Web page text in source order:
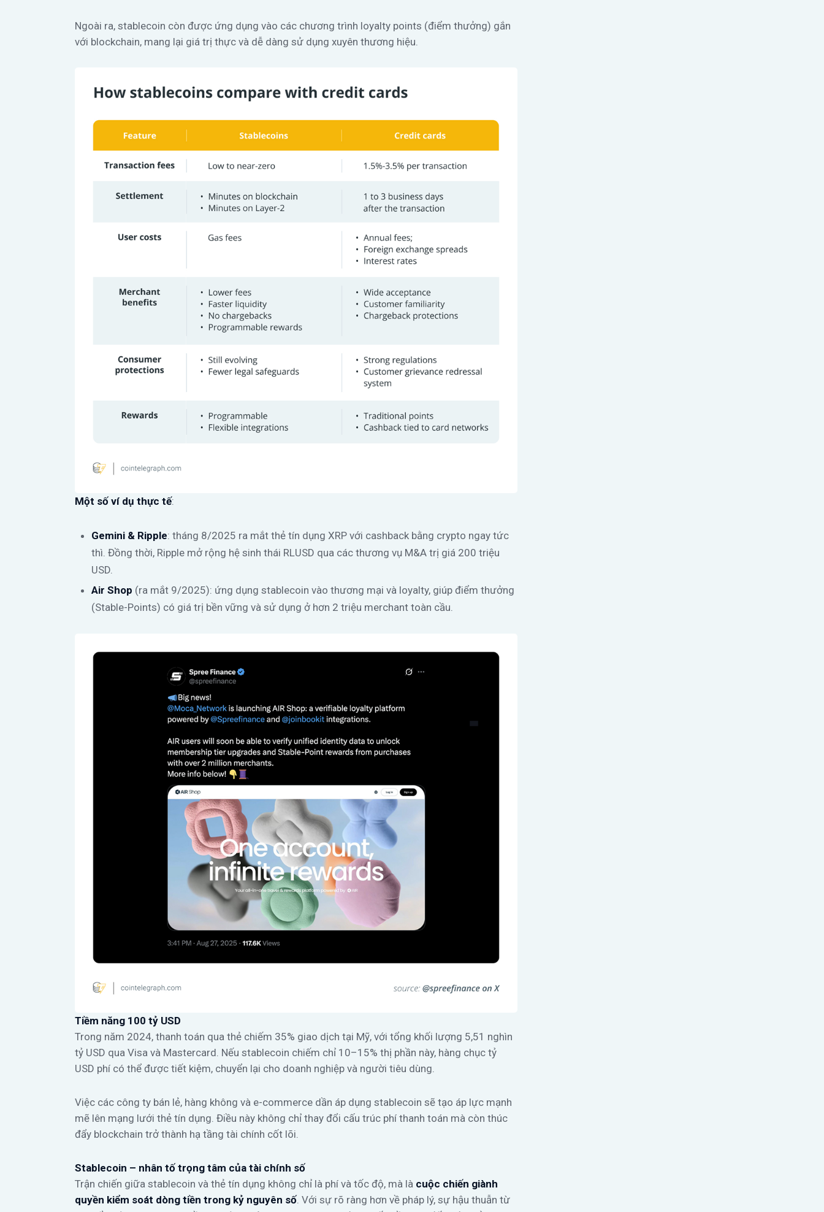
Ngoài ra, stablecoin còn được ứng dụng vào các chương trình loyalty points (điểm thưởng) gắn
với blockchain, mang lại giá trị thực và dễ dàng sử dụng xuyên thương hiệu.
Một số ví dụ thực tế:
Gemini & Ripple: tháng 8/2025 ra mắt thẻ tín dụng XRP với cashback bằng crypto ngay tức
thì. Đồng thời, Ripple mở rộng hệ sinh thái RLUSD qua các thương vụ M&A trị giá 200 triệu
USD.
Air Shop (ra mắt 9/2025): ứng dụng stablecoin vào thương mại và loyalty, giúp điểm thưởng
(Stable-Points) có giá trị bền vững và sử dụng ở hơn 2 triệu merchant toàn cầu.
Tiềm năng 100 tỷ USD
Trong năm 2024, thanh toán qua thẻ chiếm 35% giao dịch tại Mỹ, với tổng khối lượng 5,51 nghìn
tỷ USD qua Visa và Mastercard. Nếu stablecoin chiếm chỉ 10–15% thị phần này, hàng chục tỷ
USD phí có thể được tiết kiệm, chuyển lại cho doanh nghiệp và người tiêu dùng.
Việc các công ty bán lẻ, hàng không và e-commerce dần áp dụng stablecoin sẽ tạo áp lực mạnh
mẽ lên mạng lưới thẻ tín dụng. Điều này không chỉ thay đổi cấu trúc phí thanh toán mà còn thúc
đẩy blockchain trở thành hạ tầng tài chính cốt lõi.
Stablecoin – nhân tố trọng tâm của tài chính số
Trận chiến giữa stablecoin và thẻ tín dụng không chỉ là phí và tốc độ, mà là cuộc chiến giành
quyền kiểm soát dòng tiền trong kỷ nguyên số. Với sự rõ ràng hơn về pháp lý, sự hậu thuẫn từ